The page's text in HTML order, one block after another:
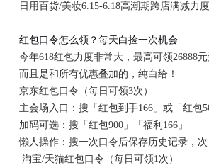
日用百货/美妆6.15-6.18高潮期跨店满减力
红包口令怎么领？每天白捡一次机会
今年618红包力度非常大，最高可领26888
而且是和所有优惠叠加的，纯白给！
京东红包口令（每日可领3次）
主会场入口：搜「红包到手166」或「红包
加码可选：搜「红包900」「福利166」
懒人操作：搜一次口令后保存历史记录，
淘宝/天猫红包口令（每日可领1次）